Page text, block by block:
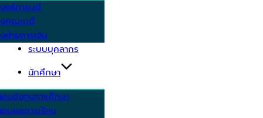
อธิการบดี
คณะบดี
ฝ่ายการเงิน
ระบบบุคลากร
นักศึกษา
บชิงทุนการศึกษา
บผลการเรียน